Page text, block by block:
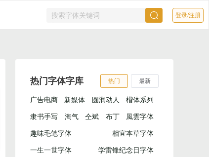
登录/注册
热门字体字库 热门 最新
广告电商 新媒体 圆润动人
楷体系列
隶书手写
淘气 仝斌 布丁
風雲字体
趣味毛笔字体
相宜本草字体
一生一世字体
学雷锋纪念日字体